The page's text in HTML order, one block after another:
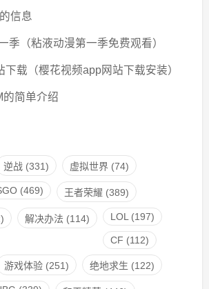
信息
季（粘液动漫第一季免费观看）
载（樱花视频app网站下载安装）
的简单介绍
逆战(331) 虚拟世界(74)
(469) 王者荣耀 (389)
解决办法 (114) LOL (197)
CF (112)
游戏体验(251) 绝地求生 (122)